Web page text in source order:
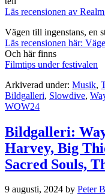
Läs recensionen av
Vägen till ingenstans, en
Läs recensionen här:
Och här finns
Filmtips under festivalen
Arkiverad under: Musik,
Bildgalleri, Slowdive,
WOW24
Bildgalleri:
Harvey, Big
Sacred Souls,
9 augusti, 2024 by Peter